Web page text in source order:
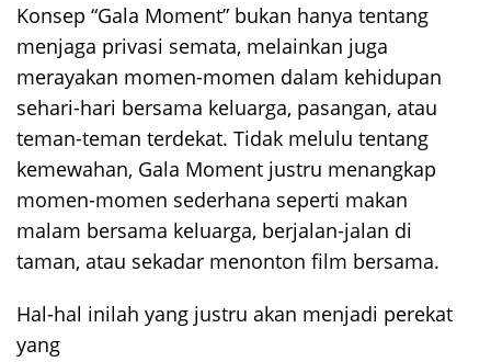
Konsep “Gala Moment” bukan hanya tentang
menjaga privasi semata, melainkan juga
merayakan momen-momen dalam kehidupan
sehari-hari bersama keluarga, pasangan, atau
teman-teman terdekat. Tidak melulu tentang
kemewahan, Gala Moment justru menangkap
momen-momen sederhana seperti makan
malam bersama keluarga, berjalan-jalan di
taman, atau sekadar menonton film bersama.
Hal-hal inilah yang justru akan menjadi perekat
yang